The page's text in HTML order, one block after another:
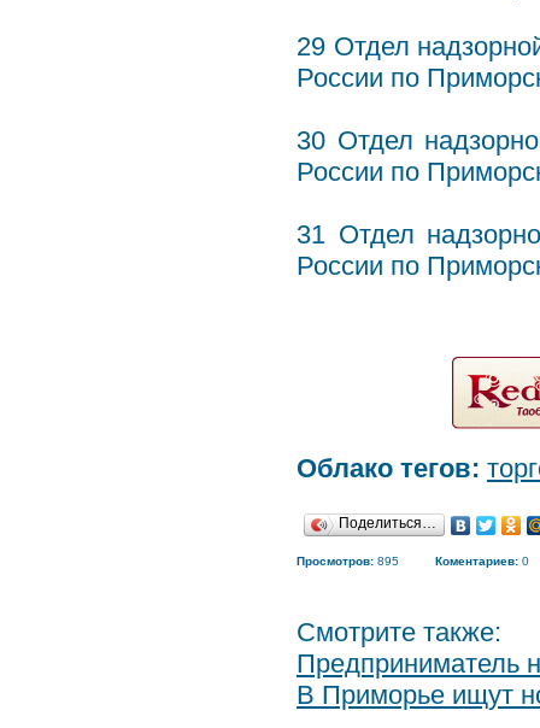
29 Отдел
России по
30 Отдел
России по
31 Отдел
России по
Облако тегов:
Поделиться…
Просмотров: 895 Коментариев: 0
Смотрите также:
Предприниматель
В Приморье ищут